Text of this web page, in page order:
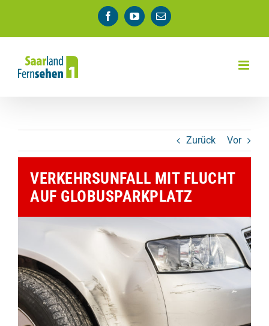
springen
FacebookYouTube
E-
Mail
Zurück Vor
VERKEHRSUNFALL MIT FLUCHT
AUF GLOBUSPARKPLATZ